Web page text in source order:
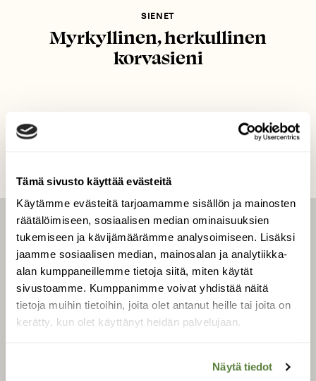
Tämä sivusto käyttää evästeitä
Käytämme evästeitä tarjoamamme sisällön ja mainosten
räätälöimiseen, sosiaalisen median ominaisuuksien
tukemiseen ja kävijämäärämme analysoimiseen. Lisäksi
jaamme sosiaalisen median, mainosalan ja analytiikka-
alan kumppaneillemme tietoja siitä, miten käytät
sivustoamme. Kumppanimme voivat yhdistää näitä
tietoja muihin tietoihin, joita olet antanut heille tai joita on
kerätty, kun olet käyttänyt heidän palvelujaan.
Näytä tiedot
SIENET
Myrkyllinen, herkullinen
korvasieni
LEHTI
Uusin lehti
Tilaa Suomen Luonto
Tilaa digilukuoikeus
Äänestä parasta juttua